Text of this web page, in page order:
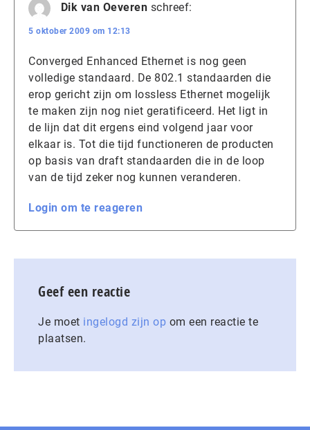
Dik van Oeveren schreef:
5 oktober 2009 om 12:13
Converged Enhanced Ethernet is nog geen
volledige standaard. De 802.1 standaarden die
erop gericht zijn om lossless Ethernet mogelijk
te maken zijn nog niet geratificeerd. Het ligt in
de lijn dat dit ergens eind volgend jaar voor
elkaar is. Tot die tijd functioneren de producten
op basis van draft standaarden die in de loop
van de tijd zeker nog kunnen veranderen.
Login om te reageren
Geef een reactie
Je moet ingelogd zijn op om een reactie te
plaatsen.